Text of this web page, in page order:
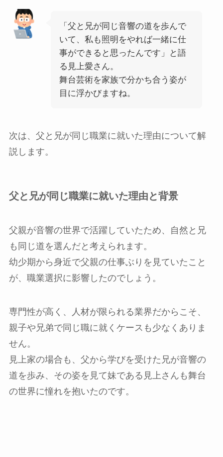
「父と兄が同じ音響の道を歩んで
いて、私も照明をやれば一緒に仕
事ができると思ったんです」と語
る見上愛さん。
舞台芸術を家族で分かち合う姿が
目に浮かびますね。
次は、父と兄が同じ職業に就いた理由について解
説します。
父と兄が同じ職業に就いた理由と背景
父親が音響の世界で活躍していたため、自然と兄
も同じ道を選んだと考えられます。
幼少期から身近で父親の仕事ぶりを見ていたこと
が、職業選択に影響したのでしょう。
専門性が高く、人材が限られる業界だからこそ、
親子や兄弟で同じ職に就くケースも少なくありま
せん。
見上家の場合も、父から学びを受けた兄が音響の
道を歩み、その姿を見て妹である見上さんも舞台
の世界に憧れを抱いたのです。